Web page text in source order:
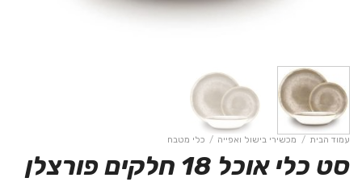
עמוד הבית / מכשירי בישול ואפייה / כלי מטבח
סט כלי אוכל 18 חלקים פורצלן